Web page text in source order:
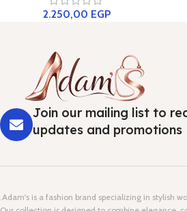
2.250,00 EGP
Join our mailing list to
updates and promotions
Adam's is a fashion brand specializing in stylish